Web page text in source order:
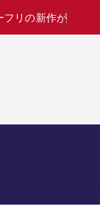
フ リの新作が